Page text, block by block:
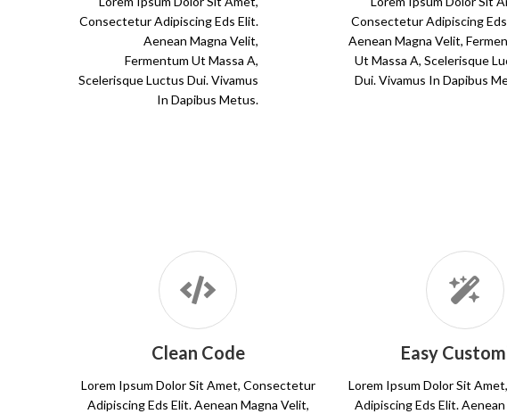
Consectetur Adipiscing Eds Elit.
Aenean Magna Velit,
Fermentum Ut Massa A,
Scelerisque Luctus Dui. Vivamus
In Dapibus Metus.
Consectetur Adipiscing
Aenean Magna Velit,
Ut Massa A, Scelerisque
Dui. Vivamus In Dapibus
Clean Code
Lorem Ipsum Dolor Sit Amet, Consectetur
Adipiscing Eds Elit. Aenean Magna Velit,
Easy
Lorem Ipsum Dolor Sit
Adipiscing Eds Elit.